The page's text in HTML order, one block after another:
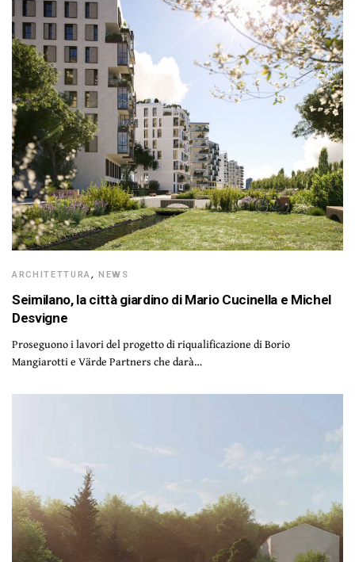
ARCHITETTURA, NEWS
Seimilano, la città giardino di Mario Cucinella e Michel
Desvigne
Proseguono i lavori del progetto di riqualificazione di Borio
Mangiarotti e Värde Partners che darà…